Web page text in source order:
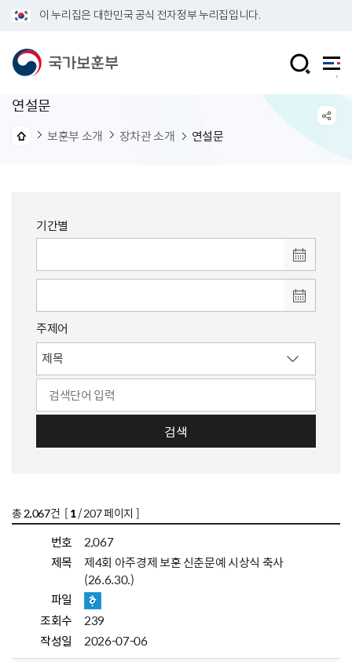
이 누리집은 대한민국 공식 전자정부 누리집입니다.
연설문
보훈부 소개 장차관 소개 연설문
기간별
주제어
검색
총2,067건 [1/ 207 페이지 ]
번호
2,067
제목
제4회 아주경제 보훈 신춘문예 시상식 축사
(26.6.30.)
파일
조회수
239
작성일
2026-07-06